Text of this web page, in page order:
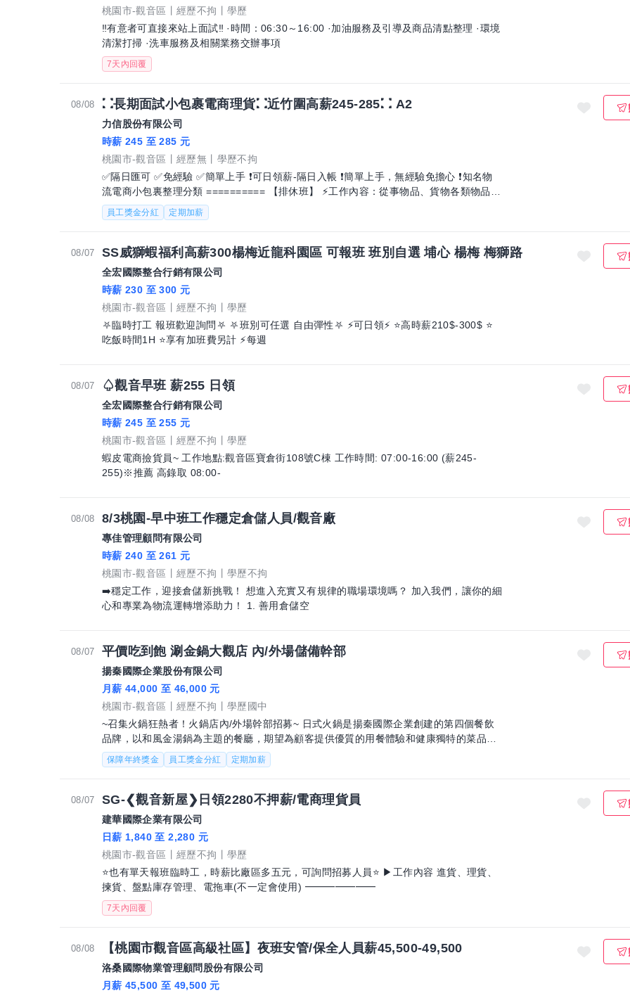
桃園市-觀音區
經歷不拘
學歷
‼️有意者可直接來站上面試‼️ ·時間：06:30～16:00 ·加油服務及引導及商品清點整理 ·環境
清潔打掃 ·洗車服務及相關業務交辦事項
7天內回覆
08/08 ⛚長期面試小包裹電商理貨⛚近竹圍高薪245-285⛚ A2
力信股份有限公司
時薪 245 至 285 元
桃園市-觀音區
經歷無
學歷不拘
✅隔日匯可 ✅免經驗 ✅簡單上手 ❗可日領薪-隔日入帳 ❗簡單上手，無經驗免擔心 ❗知名物
流電商小包裏整理分類 ========== 【排休班】 ⚡工作內容：從事物品、貨物各類物品的
搬運、整理、分類作
員工獎金分紅 定期加薪
08/07 SS威獅蝦福利高薪300楊梅近龍科園區 可報班 班別自選 埔心 楊梅 梅獅路
全宏國際整合行銷有限公司
時薪 230 至 300 元
桃園市-觀音區
經歷不拘
學歷
⛧臨時打工 報班歡迎詢問⛧ ⛧班別可任選 自由彈性⛧ ⚡可日領⚡ ⭐️高時薪210$-300$ ⭐️
吃飯時間1H ⭐️享有加班費另計 ⚡每週
08/07 ♤觀音早班 薪255 日領
全宏國際整合行銷有限公司
時薪 245 至 255 元
桃園市-觀音區
經歷不拘
學歷
蝦皮電商撿貨員~ 工作地點:觀音區寶倉街108號C棟 工作時間: 07:00-16:00 (薪245-
255)※推薦 高錄取 08:00-
08/08 8/3桃園-早中班工作穩定倉儲人員/觀音廠
專佳管理顧問有限公司
時薪 240 至 261 元
桃園市-觀音區
經歷不拘
學歷不拘
➡️穩定工作，迎接倉儲新挑戰！ 想進入充實又有規律的職場環境嗎？ 加入我們，讓你的細
心和專業為物流運轉增添助力！ 1. 善用倉儲空
08/07 平價吃到飽 涮金鍋大觀店 內/外場儲備幹部
揚秦國際企業股份有限公司
月薪 44,000 至 46,000 元
桃園市-觀音區
經歷不拘
學歷國中
~召集火鍋狂熱者！火鍋店內/外場幹部招募~ 日式火鍋是揚秦國際企業創建的第四個餐飲
品牌，以和風金湯鍋為主題的餐廳，期望為顧客提供優質的用餐體驗和健康獨特的菜品。
期待你在內外場幹部角色中扮演重要的領
保障年終獎金 員工獎金分紅 定期加薪
08/07 SG-❮觀音新屋❯日領2280不押薪/電商理貨員
建華國際企業有限公司
日薪 1,840 至 2,280 元
桃園市-觀音區
經歷不拘
學歷
⭐也有單天報班臨時工，時薪比廠區多五元，可詢問招募人員⭐ ▶工作內容 進貨、理貨、
揀貨、盤點庫存管理、電拖車(不一定會使用) ━━━━━━━
7天內回覆
08/08 【桃園市觀音區高級社區】夜班安管/保全人員薪45,500-49,500
洛桑國際物業管理顧問股份有限公司
月薪 45,500 至 49,500 元